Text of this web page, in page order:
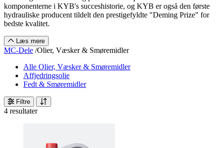
komponenterne i KYB's succeshistorie, og KYB er også den første
hydrauliske producent tildelt den prestigefyldte "Deming Prize" for
bedste kvalitet.
Læs mere
MC-Dele /Olier, Væsker & Smøremidler
Alle Olier, Væsker & Smøremidler
Affjedringsolie
Fedt & Smøremidler
Filtre
4 resultater